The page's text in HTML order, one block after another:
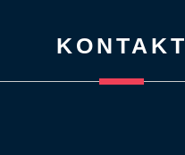
KONTAKT